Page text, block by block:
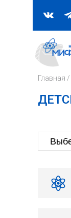
Главная /